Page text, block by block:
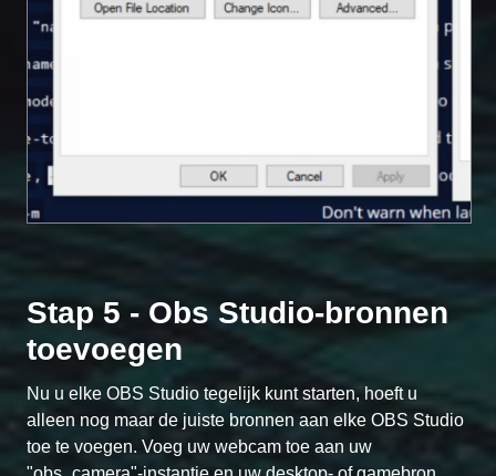
Stap 5 - Obs Studio-bronnen
toevoegen
Nu u elke OBS Studio tegelijk kunt starten, hoeft u
alleen nog maar de juiste bronnen aan elke OBS Studio
toe te voegen. Voeg uw webcam toe aan uw